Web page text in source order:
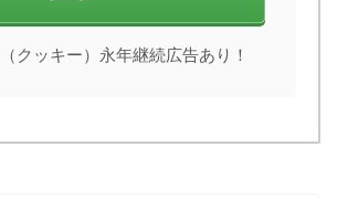
クッキー）永年継続広告あり！